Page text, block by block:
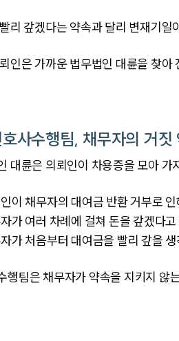
리 갚겠다는 약속과 달리 변재기
인은 가까운 법무법인 대륜을 찾
호사수행팀, 채무자의 거짓
대륜은 의뢰인이 차용증을 모아
이 채무자의 대여금 반환 거부로
가 여러 차례에 걸쳐 돈을 갚겠다고
가 처음부터 대여금을 빨리 갚을 생
행팀은 채무자가 약속을 지키지 않